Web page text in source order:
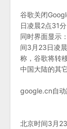
谷歌关闭
日凌晨2点31
同时界面显示
间3月23日凌
称，谷歌将转
中国大陆的其
google.cn自
北京时间3月